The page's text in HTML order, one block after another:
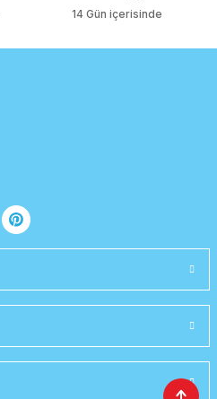
14 Gün içerisinde